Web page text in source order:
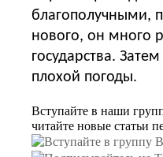
благополучными,
нового, он много
государства.
плохой погоды.
Вступайте в наши
читайте новые статьи